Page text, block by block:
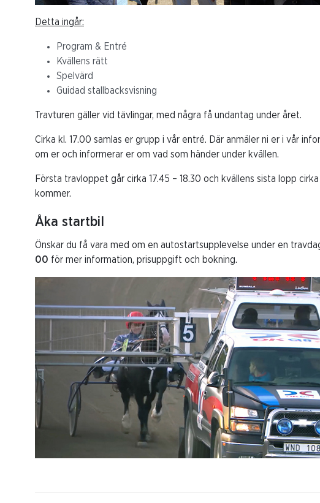
Detta ingår:
Program & Entré
Kvällens rätt
Spelvärd
Guidad stallbacksvisning
Travturen gäller vid tävlingar, med några få undantag under året.
Cirka kl. 17.00 samlas er grupp i vår entré. Där anmäler ni er i vår
om er och informerar er om vad som händer under kvällen.
Första travloppet går cirka 17.45 – 18.30 och kvällens sista lopp
kommer.
Åka startbil
Önskar du få vara med om en autostartsupplevelse under en
00 för mer information, prisuppgift och bokning.